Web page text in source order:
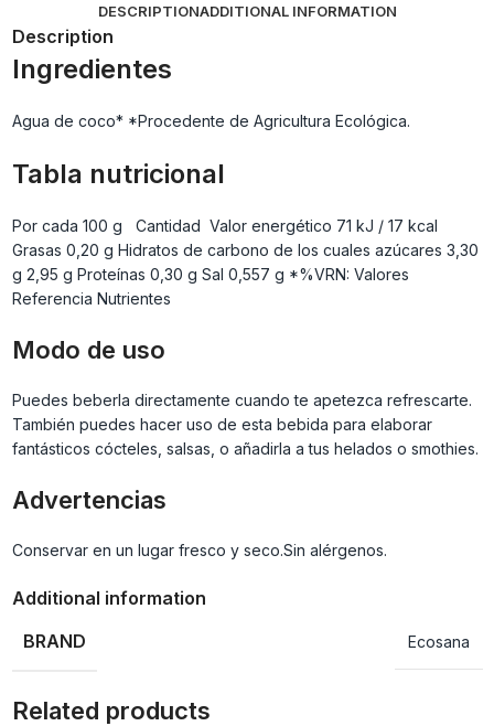
DESCRIPTIONADDITIONAL INFORMATION
Description
Ingredientes
Agua de coco* *Procedente de Agricultura Ecológica.
Tabla nutricional
Por cada 100 g Cantidad Valor energético 71 kJ / 17 kcal
Grasas 0,20 g Hidratos de carbono de los cuales azúcares 3,30
g 2,95 g Proteínas 0,30 g Sal 0,557 g *%VRN: Valores
Referencia Nutrientes
Modo de uso
Puedes beberla directamente cuando te apetezca refrescarte.
También puedes hacer uso de esta bebida para elaborar
fantásticos cócteles, salsas, o añadirla a tus helados o smothies.
Advertencias
Conservar en un lugar fresco y seco.Sin alérgenos.
Additional information
BRAND
Ecosana
Related products